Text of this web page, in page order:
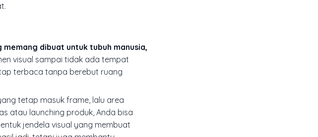
dibuat untuk tubuh manusia,
visual sampai tidak ada tempat
terbaca tanpa berebut ruang
tetap masuk frame, lalu area
atau launching produk, Anda bisa
jendela visual yang membuat